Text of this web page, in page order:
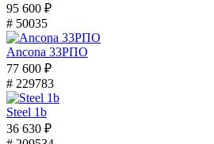
95 600 ₽
# 50035
Ancona 33РПО
77 600 ₽
# 229783
Steel 1b
36 630 ₽